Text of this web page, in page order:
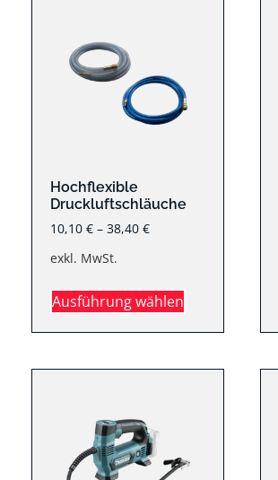
Hochflexible
Druckluftschläuche
10,10€ –38,40€
exkl. MwSt.
Ausführung wählen